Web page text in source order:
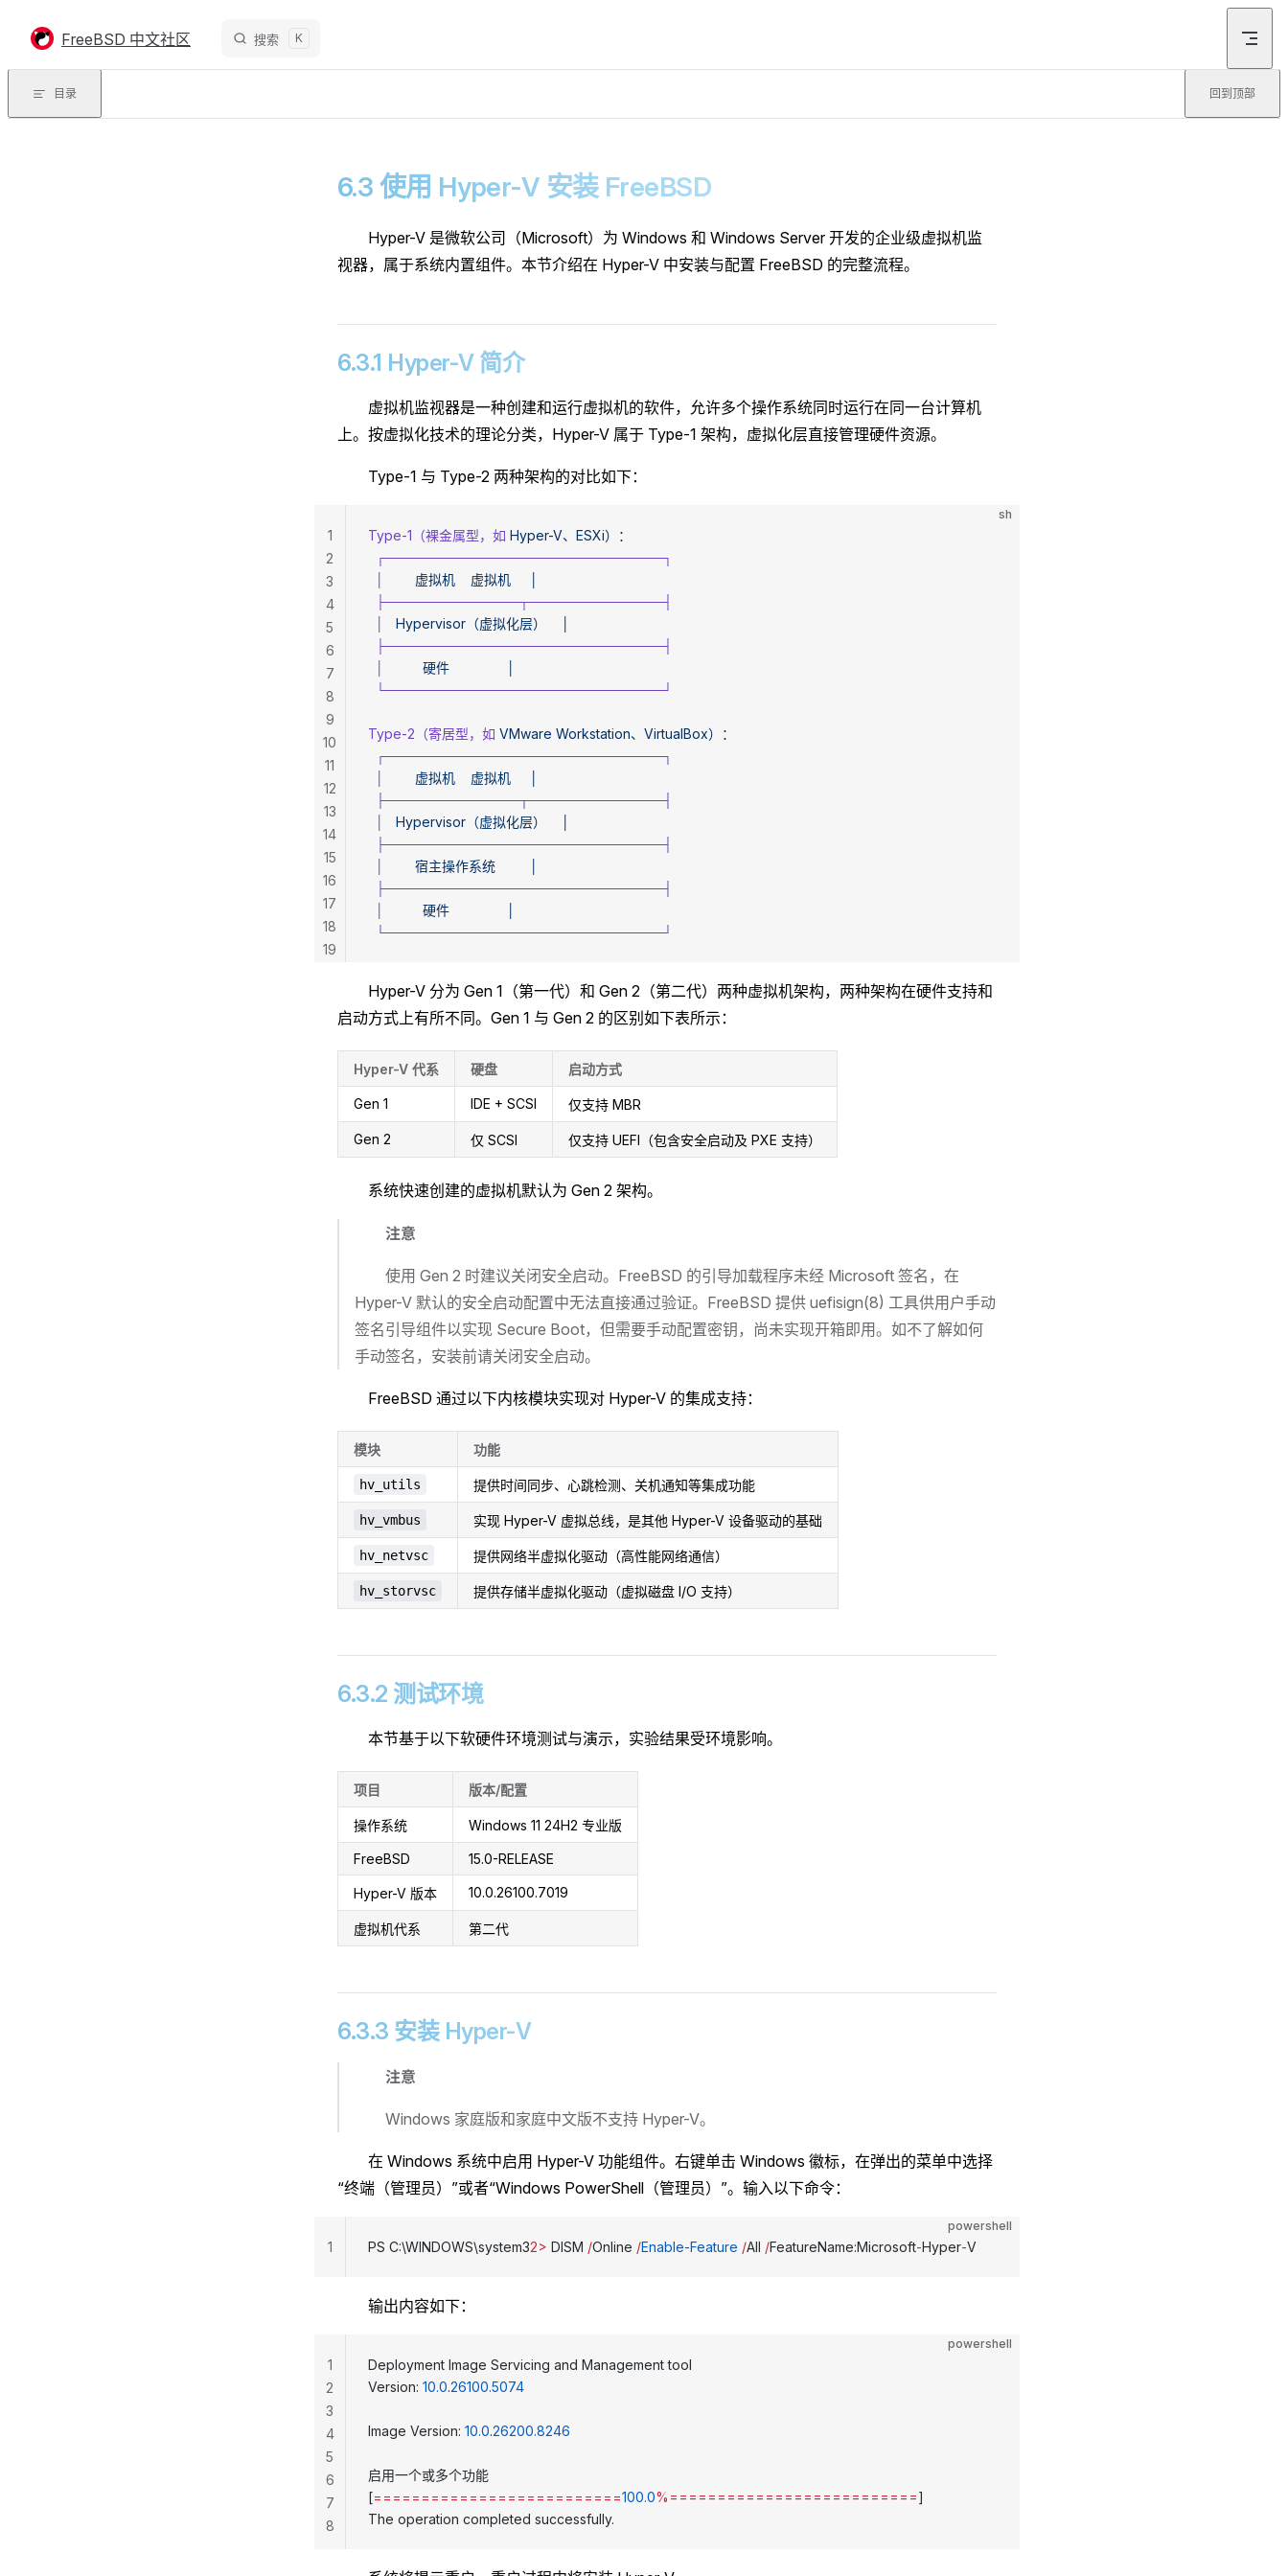
FreeBSD 中文社区 搜索 K
目录 回到顶部
6.3 使用 Hyper-V 安装 FreeBSD
Hyper-V 是微软公司（Microsoft）为 Windows 和 Windows Server 开发的企业级虚拟机监
视器，属于系统内置组件。本节介绍在 Hyper-V 中安装与配置 FreeBSD 的完整流程。
6.3.1 Hyper-V 简介
虚拟机监视器是一种创建和运行虚拟机的软件，允许多个操作系统同时运行在同一台计算机
上。按虚拟化技术的理论分类，Hyper-V 属于 Type-1 架构，虚拟化层直接管理硬件资源。
Type-1 与 Type-2 两种架构的对比如下：
sh
Type-1（裸金属型，如 Hyper-V、ESXi）：
  ┌─────────────────────────────┐
        虚拟机
    虚拟机
  ├──────────────┬──────────────┤
   Hypervisor（虚拟化层）
  ├─────────────────────────────┤
          硬件
  └─────────────────────────────┘
Type-2（寄居型，如 VMware Workstation、VirtualBox）：
  ┌─────────────────────────────┐
        虚拟机
    虚拟机
  ├──────────────┬──────────────┤
   Hypervisor（虚拟化层）
  ├─────────────────────────────┤
        宿主操作系统
  ├─────────────────────────────┤
          硬件
  └─────────────────────────────┘
1
2
3
4
5
6
7
8
9
10
11
12
13
14
15
16
17
18
19
Hyper-V 分为 Gen 1（第一代）和 Gen 2（第二代）两种虚拟机架构，两种架构在硬件支持和
启动方式上有所不同。Gen 1 与 Gen 2 的区别如下表所示：
Hyper-V 代系 硬盘 启动方式
Gen 1 IDE + SCSI 仅支持 MBR
Gen 2 仅 SCSI 仅支持 UEFI（包含安全启动及 PXE 支持）
系统快速创建的虚拟机默认为 Gen 2 架构。
注意
使用 Gen 2 时建议关闭安全启动。FreeBSD 的引导加载程序未经 Microsoft 签名，在
Hyper-V 默认的安全启动配置中无法直接通过验证。FreeBSD 提供 uefisign(8) 工具供用户手动
签名引导组件以实现 Secure Boot，但需要手动配置密钥，尚未实现开箱即用。如不了解如何
手动签名，安装前请关闭安全启动。
FreeBSD 通过以下内核模块实现对 Hyper-V 的集成支持：
模块 功能
hv_utils 提供时间同步、心跳检测、关机通知等集成功能
hv_vmbus 实现 Hyper-V 虚拟总线，是其他 Hyper-V 设备驱动的基础
hv_netvsc 提供网络半虚拟化驱动（高性能网络通信）
hv_storvsc 提供存储半虚拟化驱动（虚拟磁盘 I/O 支持）
6.3.2 测试环境
本节基于以下软硬件环境测试与演示，实验结果受环境影响。
项目 版本/配置
操作系统 Windows 11 24H2 专业版
FreeBSD 15.0-RELEASE
Hyper-V 版本 10.0.26100.7019
虚拟机代系 第二代
6.3.3 安装 Hyper-V
注意
Windows 家庭版和家庭中文版不支持 Hyper-V。
在 Windows 系统中启用 Hyper-V 功能组件。右键单击 Windows 徽标，在弹出的菜单中选择
“终端（管理员）”或者“Windows PowerShell（管理员）”。输入以下命令：
powershell
PS C:\WINDOWS\system32> DISM /Online /Enable-Feature /All /FeatureName:Microsoft-Hyper-V
1
输出内容如下：
powershell
Deployment Image Servicing and Management tool
Version: 10.0.26100.5074
Image Version: 10.0.26200.8246
启用一个或多个功能
[==========================100.0%==========================]
The operation completed successfully.
1
2
3
4
5
6
7
8